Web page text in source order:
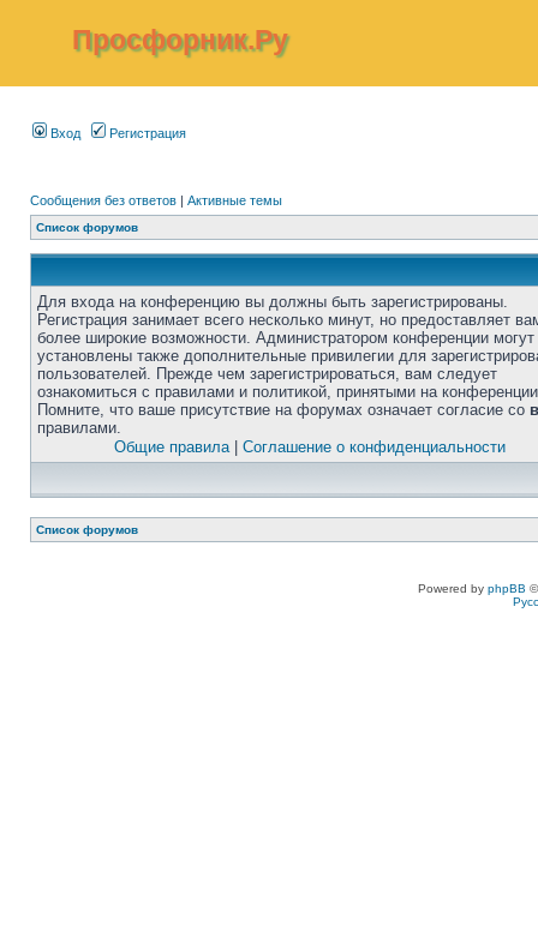
Просфорник.Ру
Вход Регистрация
Сообщения без ответов | Активные темы
Список форумов
Для входа на конференцию вы должны быть зарегистрированы.
Регистрация занимает всего несколько минут, но предоставляет
более широкие возможности. Администратором конференции
установлены также дополнительные привилегии для
пользователей. Прежде чем зарегистрироваться, вам следует
ознакомиться с правилами и политикой, принятыми на
Помните, что ваше присутствие на форумах означает согласие со
правилами.
Общие правила| Соглашение о конфиденциальности
Список форумов
Powered by phpBB